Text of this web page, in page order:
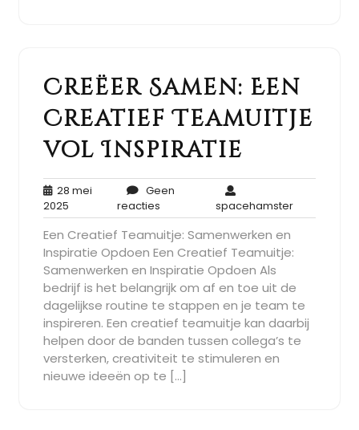
Creëer Samen: Een
Creatief Teamuitje
vol Inspiratie
28 mei
2025
mei
2025
Geen
reactiesGeen
reacties
spacehamster
Een Creatief Teamuitje: Samenwerken en
Inspiratie Opdoen Een Creatief Teamuitje:
Samenwerken en Inspiratie Opdoen Als
bedrijf is het belangrijk om af en toe uit de
dagelijkse routine te stappen en je team te
inspireren. Een creatief teamuitje kan daarbij
helpen door de banden tussen collega’s te
versterken, creativiteit te stimuleren en
nieuwe ideeën op te […]